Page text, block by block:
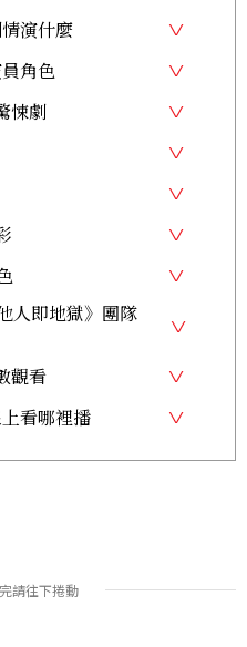
演什麼
角色
悚劇
人即地獄》團隊
觀看
看哪裡播